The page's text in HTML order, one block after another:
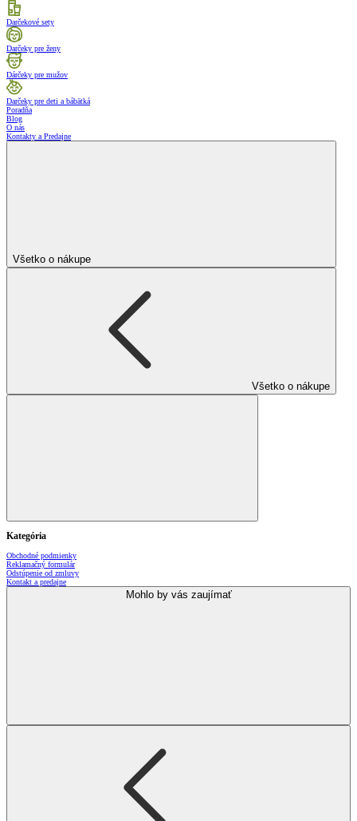
Darčekové sety
Darčeky pre ženy
Dárčeky pre mužov
Darčeky pre deti a bábätká
Poradňa
Blog
O nás
Kontakty a Predajne
Všetko o nákupe
Všetko o nákupe
Kategória
Obchodné podmienky
Reklamačný formulár
Odstúpenie od zmluvy
Kontakt a predajne
Mohlo by vás zaujímať